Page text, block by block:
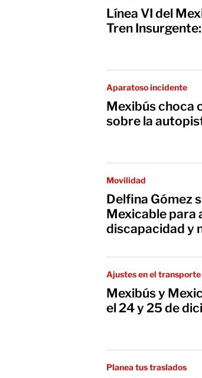
Línea VI del
Tren
Aparatoso incidente
Mexibús choca
sobre la
Movilidad
Delfina Gómez
Mexicable para
discapacidad y
Ajustes en el
Mexibús y
el 24 y 25 de
Planea tus traslados